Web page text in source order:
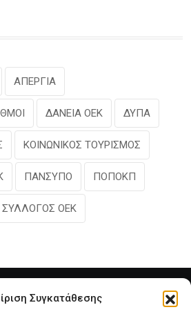
Συγκατάθεσης
ΑΠΕΡΓΙΑ
ΔΑΝΕΙΑ ΟΕΚ ΔΥΠΑ
ΚΟΙΝΩΝΙΚΟΣ ΤΟΥΡΙΣΜΟΣ
ΠΑΝΣΥΠΟ ΠΟΠΟΚΠ
ΣΥΛΛΟΓΟΣ ΟΕΚ